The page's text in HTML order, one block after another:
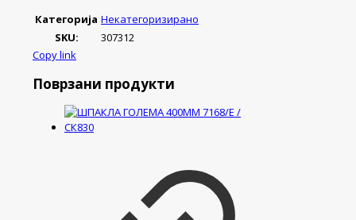
Категорија Некатегоризирано
SKU:
307312
Copy link
Поврзани продукти